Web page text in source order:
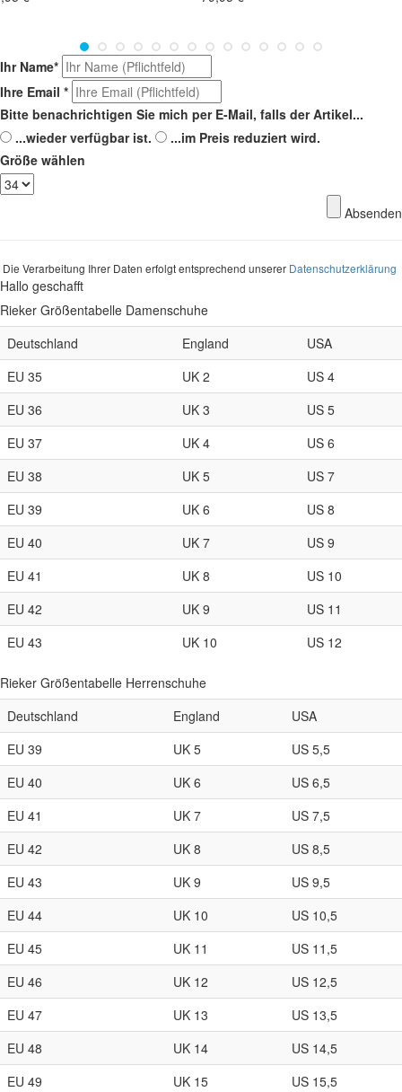
Ihr Name*
Ihre Email *
Bitte benachrichtigen Sie mich per E-Mail, falls der Artikel...
...wieder verfügbar ist.
...im Preis reduziert wird.
Größe wählen
Absenden
Die Verarbeitung Ihrer Daten erfolgt entsprechend unserer Datenschutzerklärung
Hallo geschafft
Rieker Größentabelle Damenschuhe
Deutschland
England
USA
EU 35
UK 2
US 4
EU 36
UK 3
US 5
EU 37
UK 4
US 6
EU 38
UK 5
US 7
EU 39
UK 6
US 8
EU 40
UK 7
US 9
EU 41
UK 8
US 10
EU 42
UK 9
US 11
EU 43
UK 10 US 12
Rieker Größentabelle Herrenschuhe
Deutschland
England
USA
EU 39
UK 5
US 5,5
EU 40
UK 6
US 6,5
EU 41
UK 7
US 7,5
EU 42
UK 8
US 8,5
EU 43
UK 9
US 9,5
EU 44
UK 10
US 10,5
EU 45
UK 11
US 11,5
EU 46
UK 12
US 12,5
EU 47
UK 13
US 13,5
EU 48
UK 14
US 14,5
EU 49
UK 15
US 15,5